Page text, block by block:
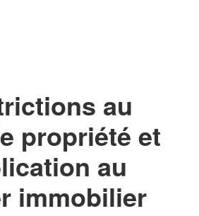
au
propriété et
au
immobilier